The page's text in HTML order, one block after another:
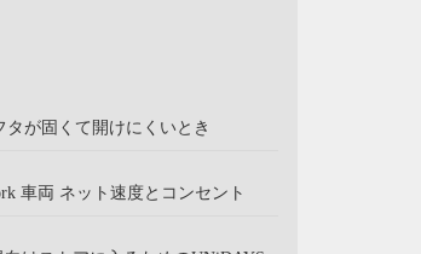
タが固くて開けにくいとき
車両 ネット速度とコンセント